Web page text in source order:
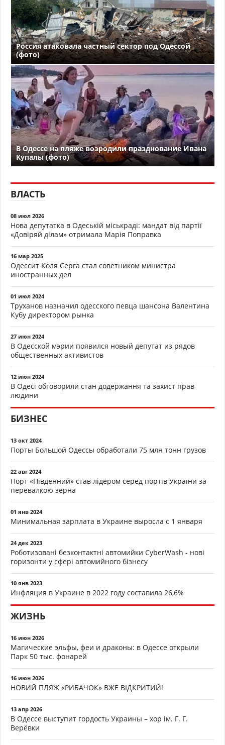
Россия атаковала частный сектор под Одессой
(фото)
В Одессе на пляже возродили празднование Ивана
Купалы (фото)
ВЛАСТЬ
08 июл 2026
Нова депутатка в Одеській міськраді: мандат від партії
«Довіряй ділам» отримала Марія Поправка
16 мар 2025
Одессит Коля Серга стал советником министра
иностранных дел
01 июл 2024
Труханов назначил одесского певца шансона Валентина
Кубу директором рынка
27 июн 2024
В Одесской мэрии появился новый депутат из рядов
общественных активистов
12 июн 2024
В Одесі обговорили стан додержання та захист прав
людини
БИЗНЕС
13 окт 2024
Порты Большой Одессы обработали 75 млн тонн грузов
22 авг 2024
Порт «Південний» став лідером серед портів України за
перевалкою зерна
01 янв 2024
Минимальная зарплата в Украине выросла с 1 января
24 дек 2023
Роботизовані безконтактні автомийки CyberWash - нові
горизонти у сфері автомийного бізнесу
10 янв 2023
Инфляция в Украине в 2022 году составила 26,6%
ЖИЗНЬ
16 июн 2026
Магические эльфы, феи и драконы: в Одессе открыли
Парк 50 тыс. фонарей
16 июн 2026
НОВИЙ ПЛЯЖ «РИБАЧОК» ВЖЕ ВІДКРИТИЙ!
13 апр 2026
В Одессе выступит гордость Украины – хор ім. Г. Г.
Верёвки